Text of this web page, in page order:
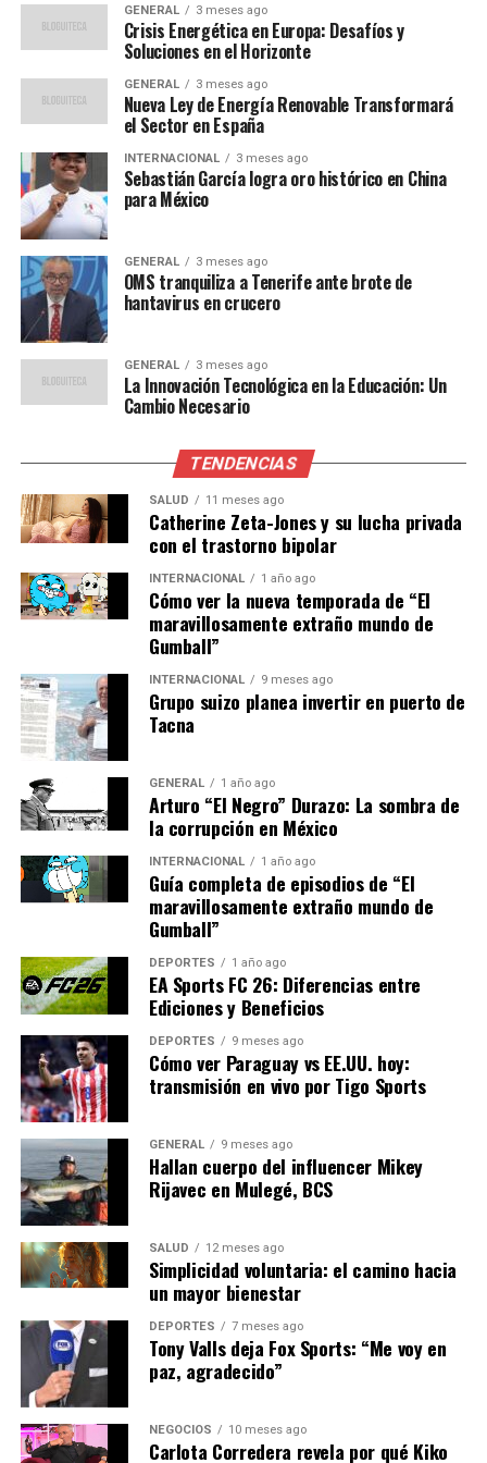
Betis buscará sumar tres puntos en Mestalla para seguir
en la pelea por los puestos de la Champions League. La
capacidad del equipo para mantener su racha invicta
como visitante será puesta a prueba en un ambiente que
promete ser hostil.
Detalles del Partido
El partido entre Valencia y Betis de la jornada 12 de
LaLiga EA Sports se jugará el domingo 9 de noviembre a
las 18:30 horas. Los aficionados podrán ver el encuentro
en directo a través del canal DAZN. Además, la
narración en vivo estará disponible en Radio MARCA y
los comentarios en directo en MARCA.com, donde desde
dos horas antes se podrá seguir la previa y los onces.
Tras el encuentro, se podrá leer la crónica, las
declaraciones de los protagonistas y ver el resumen con
las mejores jugadas y los goles.
Implicaciones y Análisis Futuro
Para el Valencia, este partido representa una
oportunidad para cambiar el rumbo de su temporada.
Una victoria podría ser el impulso necesario para salir
de la zona de descenso y recuperar la confianza perdida.
Sin embargo, una nueva derrota podría agudizar la crisis
y aumentar la presión sobre el técnico Carlos Corberán.
En contraste, para el Betis, ganar en Mestalla podría
consolidar su posición en la parte alta de la tabla y
fortalecer sus aspiraciones europeas. La consistencia
mostrada por el equipo de Pellegrini hasta ahora sugiere
que están bien preparados para aprovechar cualquier
debilidad del Valencia.
En definitiva, el partido del domingo no solo es un
enfrentamiento entre dos equipos con aspiraciones
diferentes, sino también una oportunidad para que
ambos demuestren su capacidad de superar desafíos. La
afición del Valencia espera que su equipo recupere el
espíritu combativo que históricamente ha caracterizado
al club, mientras que los seguidores del Betis confían en
que su equipo continúe con su impresionante forma.
NOTICIAS RELACIONADAS:
SIGUIENTE
Valencia y Betis se enfrentan: análisis y contexto del
partido de LaLiga
ANTERIOR
Athletic Club vs Oviedo: Clave duelo en San Mamés por
LaLiga
Editorial
GENERAL 3 meses ago
Crisis Energética en Europa: Desafíos y
Soluciones en el Horizonte
GENERAL 3 meses ago
Nueva Ley de Energía Renovable Transformará
el Sector en España
INTERNACIONAL 3 meses ago
Sebastián García logra oro histórico en China
para México
GENERAL 3 meses ago
OMS tranquiliza a Tenerife ante brote de
hantavirus en crucero
GENERAL 3 meses ago
La Innovación Tecnológica en la Educación: Un
Cambio Necesario
TENDENCIAS
SALUD 11 meses ago
Catherine Zeta-Jones y su lucha privada
con el trastorno bipolar
INTERNACIONAL 1 año ago
Cómo ver la nueva temporada de “El
maravillosamente extraño mundo de
Gumball”
INTERNACIONAL 9 meses ago
Grupo suizo planea invertir en puerto de
Tacna
GENERAL 1 año ago
Arturo “El Negro” Durazo: La sombra de
la corrupción en México
INTERNACIONAL 1 año ago
Guía completa de episodios de “El
maravillosamente extraño mundo de
Gumball”
DEPORTES 1 año ago
EA Sports FC 26: Diferencias entre
Ediciones y Beneficios
DEPORTES 9 meses ago
Cómo ver Paraguay vs EE.UU. hoy:
transmisión en vivo por Tigo Sports
GENERAL 9 meses ago
Hallan cuerpo del influencer Mikey
Rijavec en Mulegé, BCS
SALUD 12 meses ago
Simplicidad voluntaria: el camino hacia
un mayor bienestar
DEPORTES 7 meses ago
Tony Valls deja Fox Sports: “Me voy en
paz, agradecido”
NEGOCIOS 10 meses ago
Carlota Corredera revela por qué Kiko